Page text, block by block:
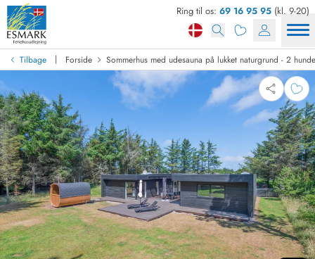
Ring til os: 69 16 95 95 (kl. 9-20)
Tilbage | Forside Sommerhus med udesauna på lukket naturgrund - 2